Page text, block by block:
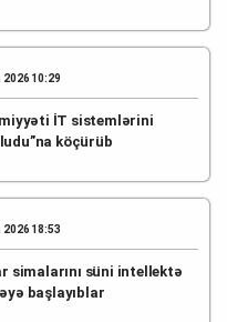
2026 10:29
İT sistemlərini
köçürüb
2026 18:53
simalarını süni intellektə
başlayıblar